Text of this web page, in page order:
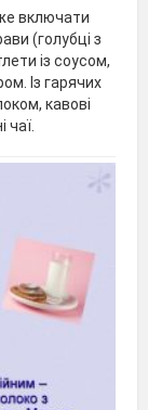
включати
(голубці з
із соусом,
Із гарячих
кавові
чаї.